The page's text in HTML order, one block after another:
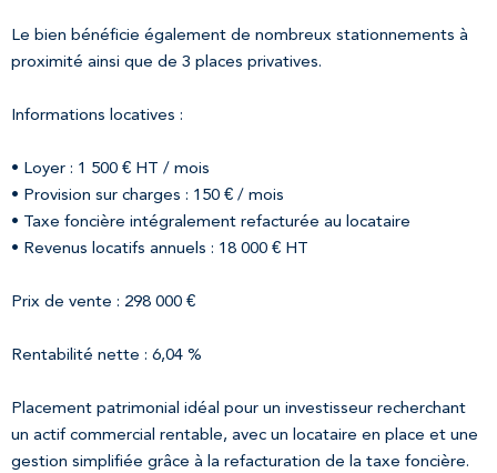
Le bien bénéficie également de nombreux stationnements à
proximité ainsi que de 3 places privatives.
Informations locatives :
• Loyer : 1 500 € HT / mois
• Provision sur charges : 150 € / mois
• Taxe foncière intégralement refacturée au locataire
• Revenus locatifs annuels : 18 000 € HT
Prix de vente : 298 000 €
Rentabilité nette : 6,04 %
Placement patrimonial idéal pour un investisseur recherchant
un actif commercial rentable, avec un locataire en place et une
gestion simplifiée grâce à la refacturation de la taxe foncière.